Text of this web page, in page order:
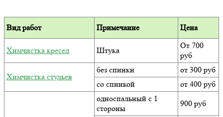
Вид работ Примечание Цена
Химчистка кресел Штука
От 700
руб
Химчистка стульев
без спинки
от 300 руб
со спинкой
от 400 руб
односпальный с 1
стороны
900 руб